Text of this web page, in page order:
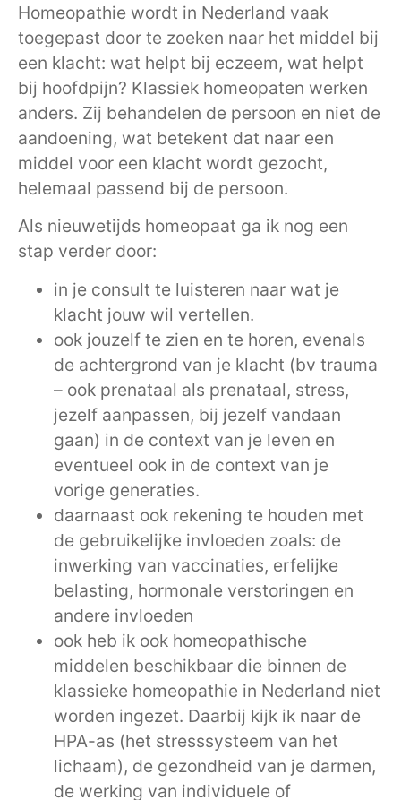
Homeopathie wordt in Nederland vaak
toegepast door te zoeken naar het middel bij
een klacht: wat helpt bij eczeem, wat helpt
bij hoofdpijn? Klassiek homeopaten werken
anders. Zij behandelen de persoon en niet de
aandoening, wat betekent dat naar een
middel voor een klacht wordt gezocht,
helemaal passend bij de persoon.
Als nieuwetijds homeopaat ga ik nog een
stap verder door:
in je consult te luisteren naar wat je
klacht jouw wil vertellen.
ook jouzelf te zien en te horen, evenals
de achtergrond van je klacht (bv trauma
– ook prenataal als prenataal, stress,
jezelf aanpassen, bij jezelf vandaan
gaan) in de context van je leven en
eventueel ook in de context van je
vorige generaties.
daarnaast ook rekening te houden met
de gebruikelijke invloeden zoals: de
inwerking van vaccinaties, erfelijke
belasting, hormonale verstoringen en
andere invloeden
ook heb ik ook homeopathische
middelen beschikbaar die binnen de
klassieke homeopathie in Nederland niet
worden ingezet. Daarbij kijk ik naar de
HPA-as (het stresssysteem van het
lichaam), de gezondheid van je darmen,
de werking van individuele of